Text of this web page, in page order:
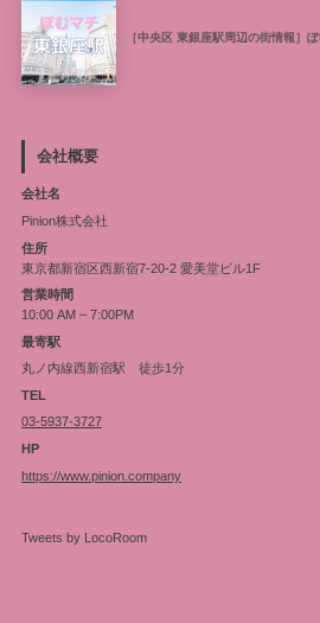
［中央区 東銀座駅周辺の街情報］
会社概要
会社名
Pinion株式会社
住所
東京都新宿区西新宿7-20-2 愛美堂ビル1F
営業時間
10:00 AM – 7:00PM
最寄駅
丸ノ内線西新宿駅 徒歩1分
TEL
03-5937-3727
HP
https://www.pinion.company
Tweets by LocoRoom